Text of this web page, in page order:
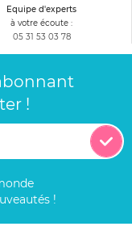
Equipe d'experts
à votre écoute :
05 31 53 03 78
!
!